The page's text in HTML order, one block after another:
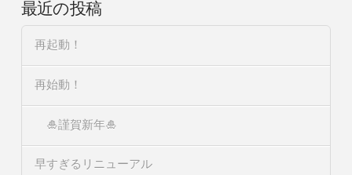
最近の投稿
再起動！
再始動！
🎍謹賀新年🎍
早すぎるリニューアル